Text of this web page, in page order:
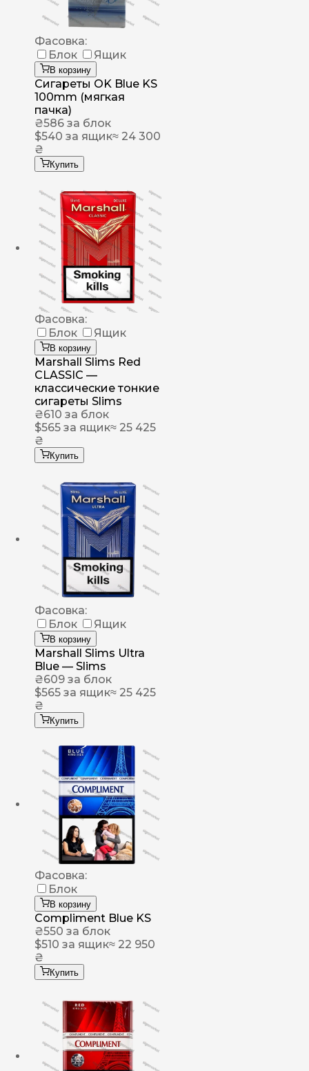
Фасовка:
Блок
Ящик
В корзину
Сигареты OK Blue KS
100mm (мягкая
пачка)
₴586 за блок
$540 за ящик≈ 24 300
₴
Купить
Фасовка:
Блок
Ящик
В корзину
Marshall Slims Red
CLASSIC —
классические тонкие
сигареты Slims
₴610 за блок
$565 за ящик≈ 25 425
₴
Купить
Фасовка:
Блок
Ящик
В корзину
Marshall Slims Ultra
Blue — Slims
₴609 за блок
$565 за ящик≈ 25 425
₴
Купить
Фасовка:
Блок
В корзину
Compliment Blue KS
₴550 за блок
$510 за ящик≈ 22 950
₴
Купить